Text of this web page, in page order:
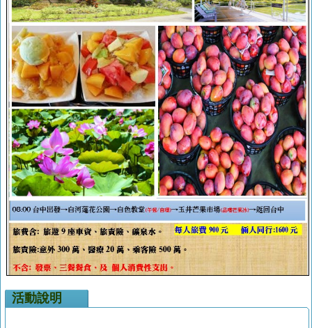
活動說明